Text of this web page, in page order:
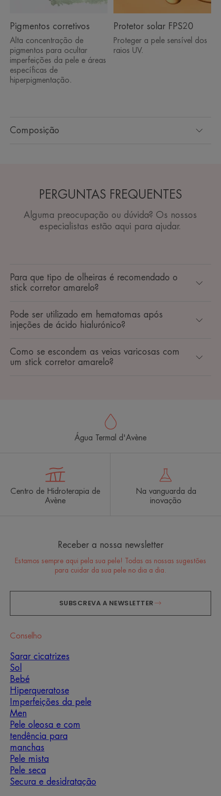
Composição
Pigmentos corretivos
Alta concentração de
pigmentos para ocultar
imperfeições da pele e áreas
específicas de
hiperpigmentação.
Protetor solar FPS20
Proteger a pele sensível dos
raios UV.
PERGUNTAS FREQUENTES
Alguma preocupação ou dúvida? Os nossos
especialistas estão aqui para ajudar.
Para que tipo de olheiras é recomendado o
stick corretor amarelo?
Pode ser utilizado em hematomas após
injeções de ácido hialurónico?
Como se escondem as veias varicosas com
um stick corretor amarelo?
Água Termal d'Avène
Centro de Hidroterapia de
Avène
Na vanguarda da
inovação
Receber a nossa newsletter
Estamos sempre aqui pela sua pele! Todas as nossas sugestões
para cuidar da sua pele no dia a dia.
SUBSCREVA A NEWSLETTER
Conselho
Sarar cicatrizes
Sol
Bebé
Hiperqueratose
Imperfeições da pele
Men
Pele oleosa e com
tendência para
manchas
Pele mista
Pele seca
Secura e desidratação